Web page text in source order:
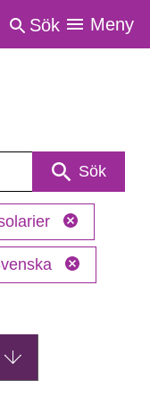
Sök Meny
Sök